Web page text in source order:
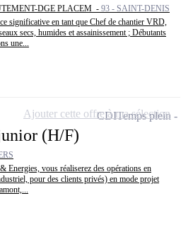
DGE PLACEM - 93 - SAINT-DENIS
significative en tant que Chef de chantier VRD,
secs, humides et assainissement ; Débutants
une...
(H/F)
Energies, vous réaliserez des opérations en
pour des clients privés) en mode projet
CDITemps plein
Ajouter cette offre à ma sélection